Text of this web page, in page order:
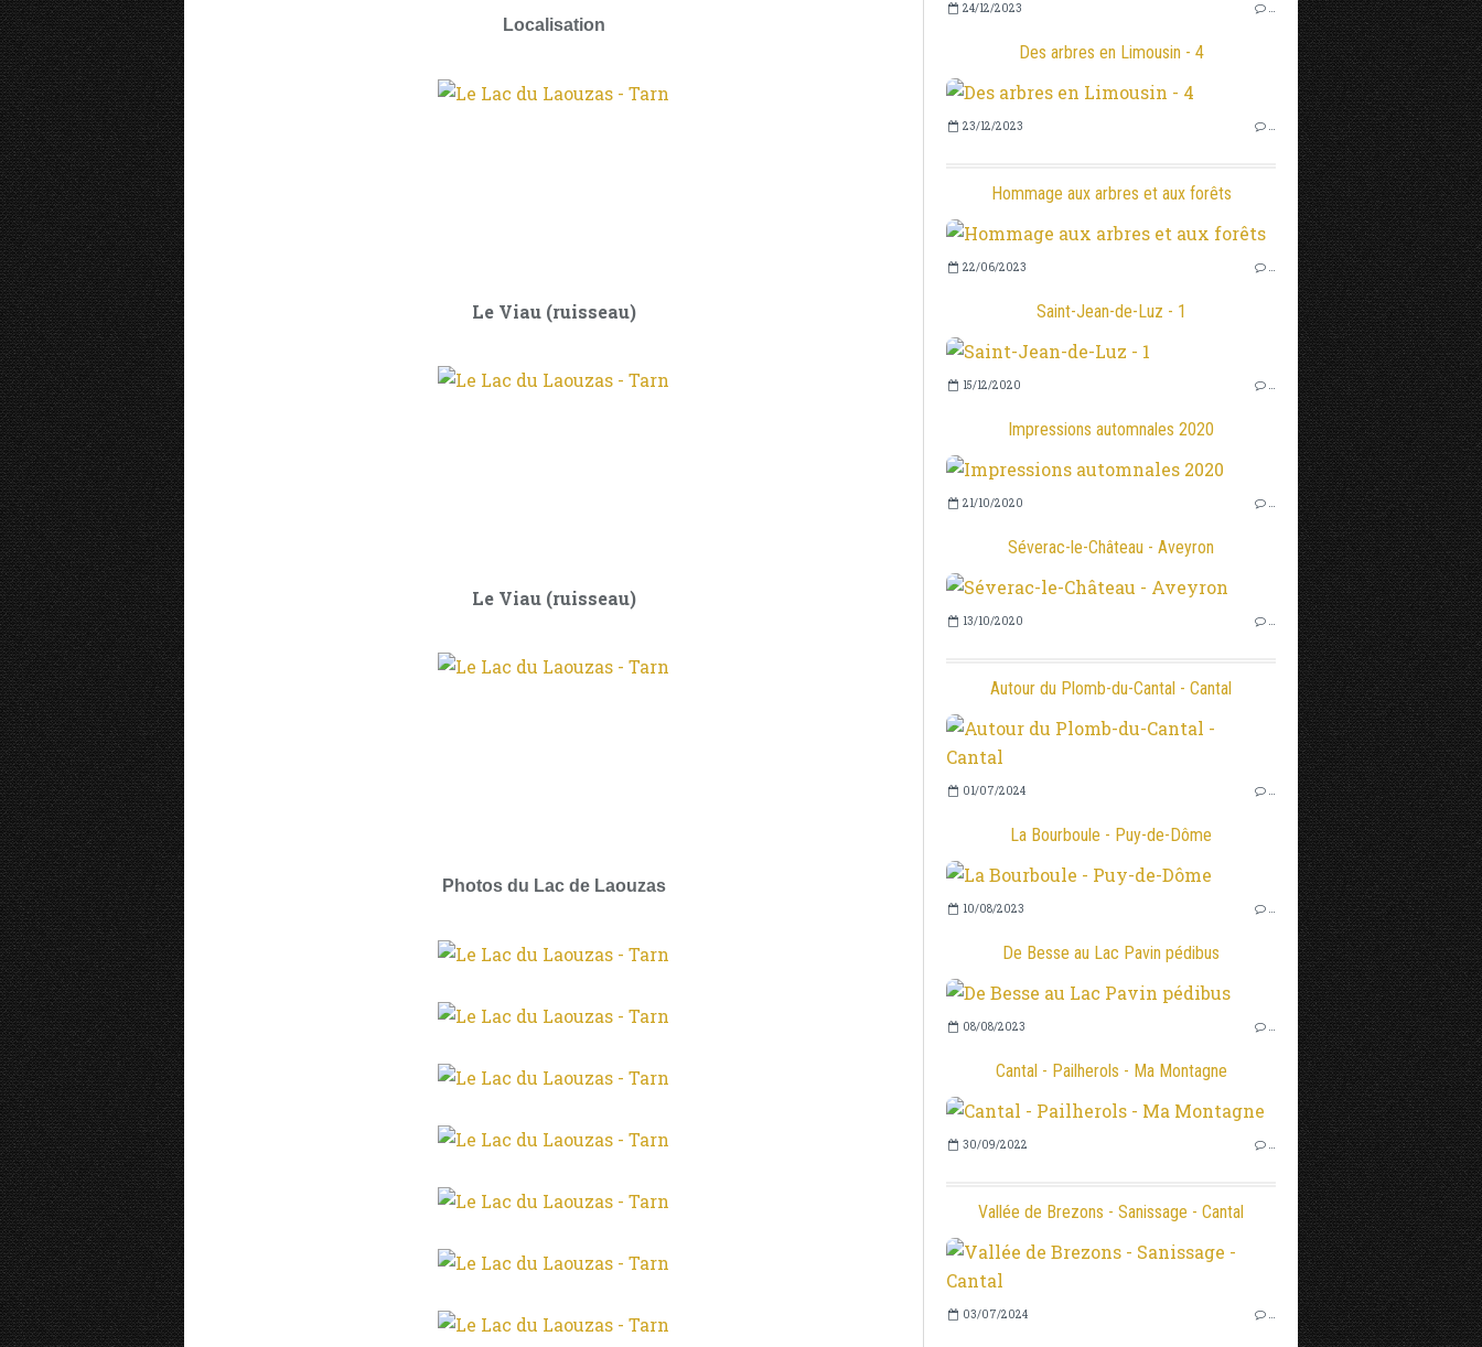
Localisation
Le Viau (ruisseau)
Le Viau (ruisseau)
Photos du Lac de Laouzas
24/12/2023 …
Des arbres en Limousin - 4
23/12/2023 …
Hommage aux arbres et aux forêts
22/06/2023 …
Saint-Jean-de-Luz - 1
15/12/2020 …
Impressions automnales 2020
21/10/2020 …
Séverac-le-Château - Aveyron
13/10/2020 …
Autour du Plomb-du-Cantal - Cantal
01/07/2024 …
La Bourboule - Puy-de-Dôme
10/08/2023 …
De Besse au Lac Pavin pédibus
08/08/2023 …
Cantal - Pailherols - Ma Montagne
30/09/2022 …
Vallée de Brezons - Sanissage - Cantal
03/07/2024 …